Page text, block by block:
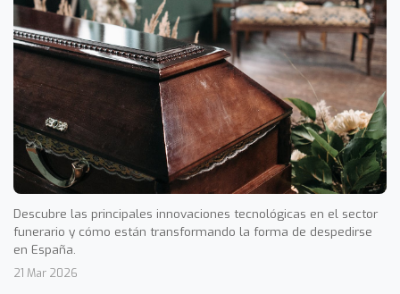
Descubre las principales innovaciones tecnológicas en el sector
funerario y cómo están transformando la forma de despedirse
en España.
21 Mar 2026